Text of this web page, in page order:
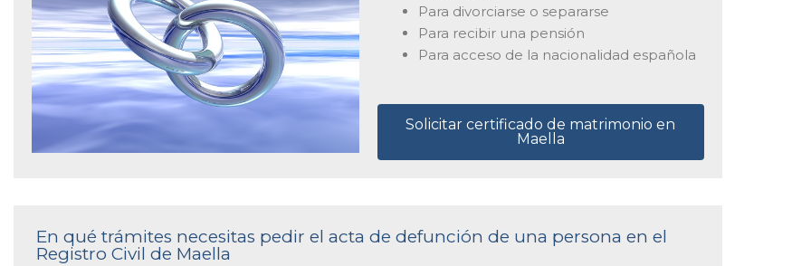
Para divorciarse o separarse
Para recibir una pensión
Para acceso de la nacionalidad española
Solicitar certificado de matrimonio en
Maella
En qué trámites necesitas pedir el acta de defunción de una persona en el
Registro Civil de Maella